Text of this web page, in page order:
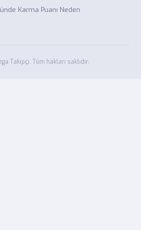
Karma Puanı Neden
Takipçi. Tüm hakları saklıdır.